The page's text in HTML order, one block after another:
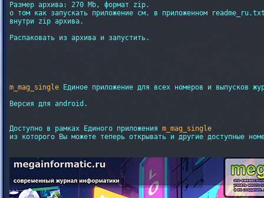
Размер архива: 270 Mb, формат zip.
о том как запускать приложение см. в приложенном
внутри zip архива.
Распаковать из архива и запустить.
m_mag_single Единое приложение для всех номеров и выпусков
Версия для android.
Доступно в рамках Единого приложения m_mag_single
из которого Вы можете теперь открывать и другие доступные